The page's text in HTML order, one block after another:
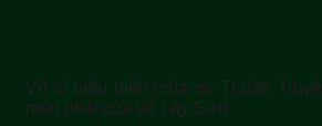
Võ sĩ biểu diễn múa roi Thuận
môn phái của võ Tây Sơn.